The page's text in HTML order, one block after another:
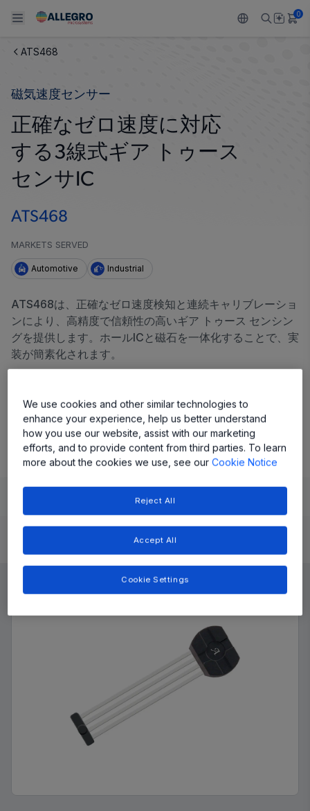
Back To Main Menu
製品
センサー
レギュレート
Back To Main Menu
用途
自動車
工業
Technologies
Back To Main Menu
設計サポート
設計と開発
パッケージング
Back To Main Menu
技術リソース
Resource Center
Back To Main Menu
ALLEGRO について
私たちの会社
キャリア
Growth and Inclusion
お問い合わせ先
0
ATS468
磁気速度センサー
正確なゼロ速度に対応
する3線式ギア トゥース
センサIC
ATS468
MARKETS SERVED
Automotive Industrial
ATS468は、正確なゼロ速度検知と連続キャリブレーショ
ンにより、高精度で信頼性の高いギア トゥース センシン
グを提供します。ホールICと磁石を一体化することで、実
装が簡素化されます。
ATS468 データシート
Evaluate and DesignDocumentation and Resources
Product Details
We use cookies and other similar technologies to
enhance your experience, help us better understand
how you use our website, assist with our marketing
efforts, and to provide content from third parties. To learn
more about the cookies we use, see ourCookie Notice
Reject All
Accept All
Cookie Settings